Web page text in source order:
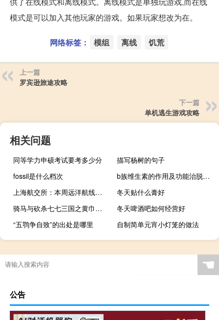
模式是可以加入其他玩家的游戏。如果玩家想改为在。
网络标签： 模组 离线 饥荒
上一篇
罗宾逊旅途攻略
下一篇
单机逃生游戏攻略
相关问题
同等学力申硕考试要考多少分
描写杨树的句子
fossil是什么档次
b族维生素的作用及功能治脱发（b族维生素的作用及功能）
上海航交所：本周远洋航线运价总体稳中有升 市场供需稳中向好
冬天贴什么膏好
骑马与砍杀七七三国之黄巾之乱2主线任务（骑马与砍杀七七三国之黄巾之乱2）
冬天啤酒吧如何经营好
“五鹗争自致”的出处是哪里
自制简单元宵小灯笼的做法
☚
公告